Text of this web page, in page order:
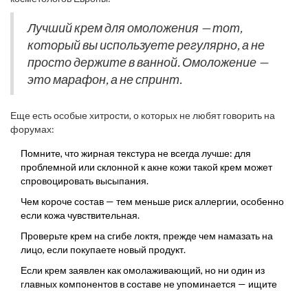
Лучший крем для омоложения — тот,
который вы используете регулярно, а не
просто держите в ванной. Омоложение —
это марафон, а не спринт.
Еще есть особые хитрости, о которых не любят говорить на
форумах:
Помните, что жирная текстура не всегда лучше: для
проблемной или склонной к акне кожи такой крем может
спровоцировать высыпания.
Чем короче состав — тем меньше риск аллергии, особенно
если кожа чувствительная.
Проверьте крем на сгибе локтя, прежде чем намазать на
лицо, если покупаете новый продукт.
Если крем заявлен как омолаживающий, но ни один из
главных компонентов в составе не упоминается — ищите